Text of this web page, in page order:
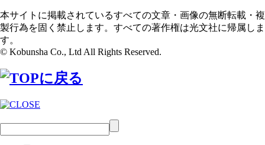
本サイトに掲載されているすべての文章・画像の無断転載・複
製行為を固く禁止します。すべての著作権は光文社に帰属しま
す。
© Kobunsha Co., Ltd All Rights Reserved.